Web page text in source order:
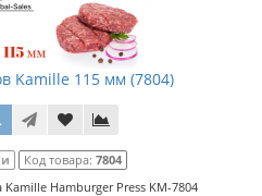
Kamille 115 мм (7804)
Код товара: 7804
Hamburger Press KM-7804